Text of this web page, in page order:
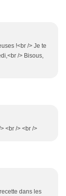
!<br /> Je te
/> Bisous,
<br /> <br />
dans les